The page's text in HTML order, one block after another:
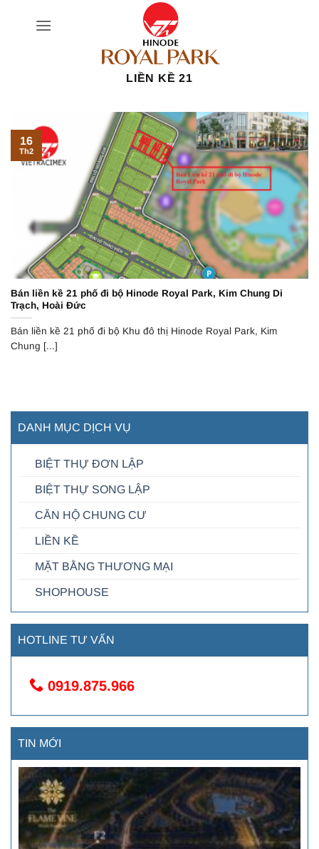
LIỀN KỀ 21
Bán liền kề 21 phố đi bộ Hinode Royal Park, Kim Chung Di
Trạch, Hoài Đức
Bán liền kề 21 phố đi bộ Khu đô thị Hinode Royal Park, Kim
Chung [...]
16
Th2
DANH MỤC DỊCH VỤ
BIỆT THỰ ĐƠN LẬP
BIỆT THỰ SONG LẬP
CĂN HỘ CHUNG CƯ
LIỀN KỀ
MẶT BẰNG THƯƠNG MẠI
SHOPHOUSE
HOTLINE TƯ VẤN
0919.875.966
TIN MỚI